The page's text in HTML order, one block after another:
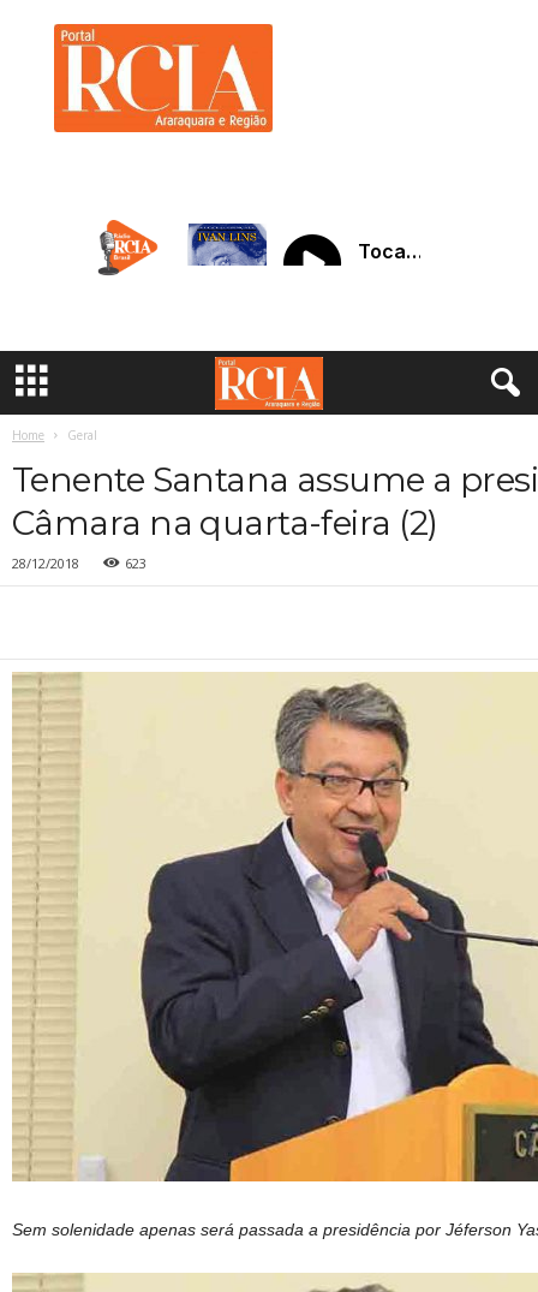
a
Home Geral
Tenente Santana assume a
Câmara na quarta-feira (2)
28/12/2018 623
Sem solenidade apenas será passada a presidência por Jéferson